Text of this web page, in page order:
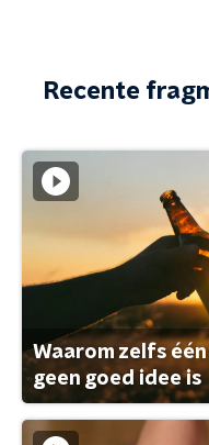
Recente
Waarom zelfs
geen goed idee is